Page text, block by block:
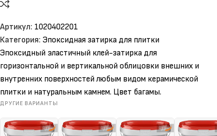
Артикул: 1020402201
Категория: Эпоксидная затирка для плитки
Эпоксидный эластичный клей-затирка для
горизонтальной и вертикальной облицовки внешних и
внутренних поверхностей любым видом керамической
плитки и натуральным камнем. Цвет багамы.
ДРУГИЕ ВАРИАНТЫ